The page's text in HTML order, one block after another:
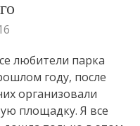
любители парка
году, после
организовали
площадку. Я все